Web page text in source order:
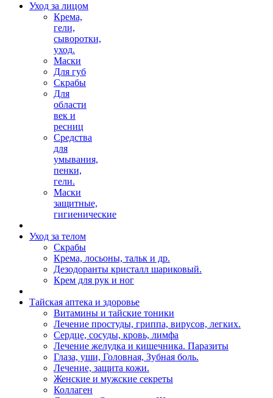
Уход за лицом
Крема,
гели,
сыворотки,
уход.
Маски
Для губ
Скрабы
Для
области
век и
ресниц
Средства
для
умывания,
пенки,
гели.
Маски
защитные,
гигиенические
Уход за телом
Скрабы
Крема, лосьоны, тальк и др.
Дезодоранты кристалл шариковый.
Крем для рук и ног
Тайская аптека и здоровье
Витамины и тайские тоники
Лечение простуды, гриппа, вирусов, легких.
Сердце, сосуды, кровь, лимфа
Лечение желудка и кишечника. Паразиты
Глаза, уши, Головная, Зубная боль.
Лечение, защита кожи.
Женские и мужские секреты
Коллаген